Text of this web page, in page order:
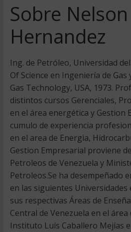
Sobre Nelson
Hernandez
Ing. de Petróleo, Universidad
Of Science en Ingeniería de
Gas Technology, USA, 1973.
distintos cursos Gerenciales,
en el área energética y Gestion
cumulo de experiencia
en el area de Energia,
Gestion Empresarial proviene
Petroleos de Venezuela y
Petroleos.Se ha desempeñado
en las siguientes
sus respectivas Áreas de
Central de Venezuela en el área
Instituto Luís Caballero Mejías